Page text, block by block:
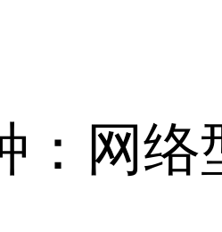
：网络